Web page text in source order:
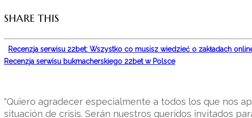
SHARE THIS
Recenzja serwisu 22bet: Wszystko co musisz wiedzieć o zakładach
Recenzja serwisu bukmacherskiego 22bet w Polsce
"Quiero agradecer especialmente a todos los que nos
situación de crisis. Serán nuestros queridos invitados